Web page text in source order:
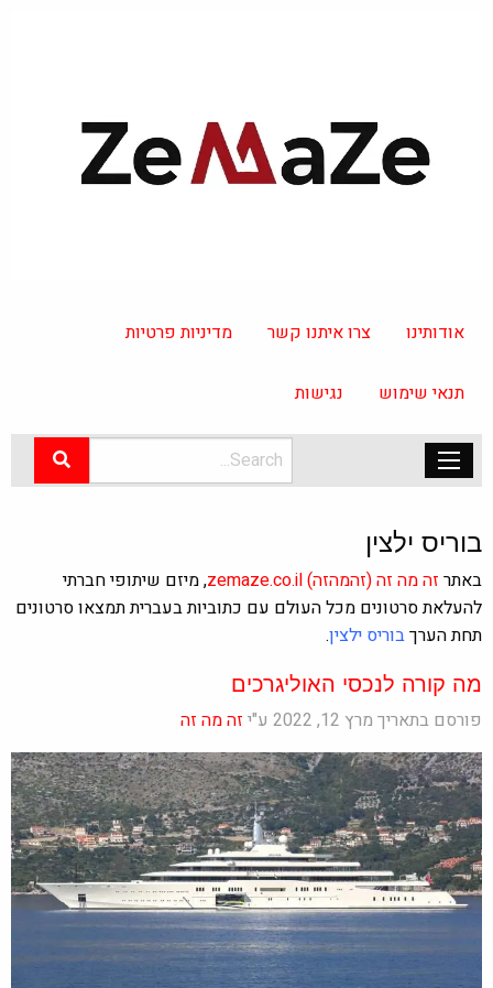
אודותינו צרו איתנו קשר מדיניות פרטיות
תנאי שימוש נגישות
בוריס ילצין
באתרזה מה זה(זהמהזה)zemaze.co.il, מיזם שיתופי חברתי
להעלאת סרטונים מכל העולם עם כתוביות בעברית תמצאו סרטונים
תחת הערךבוריס ילצין.
מה קורה לנכסי האוליגרכים
פורסם בתאריך מרץ 12, 2022 ע"י זה מה זה